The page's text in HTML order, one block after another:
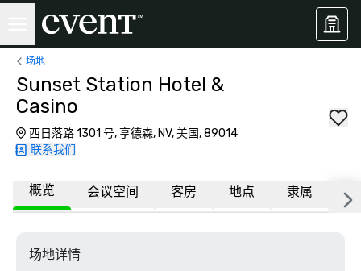
场地
Sunset Station Hotel &
Casino
西日落路 1301 号, 亨德森, NV, 美国, 89014
联系我们
概览 会议空间 客房 地点 隶属 更
场地详情